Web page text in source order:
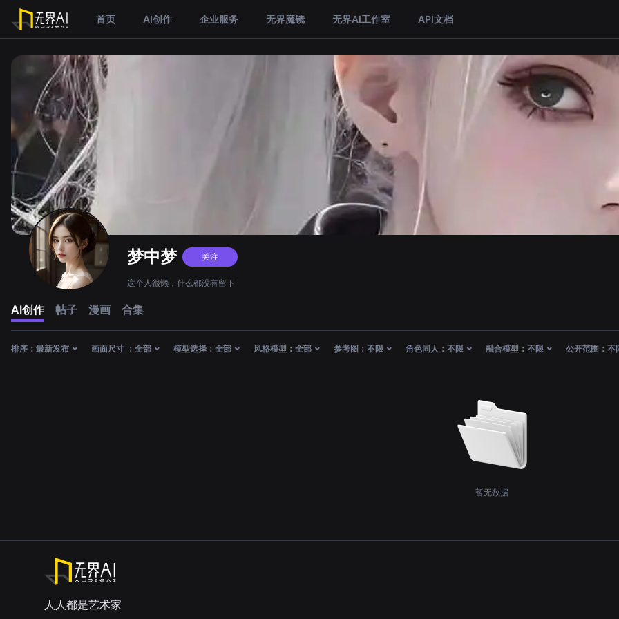
首页 AI创作 企业服务 无界魔镜 无界AI工作室 API文档
梦中梦 关注
这个人很懒，什么都没有留下
AI创作 帖子 漫画 合集
排序： 最新发布 画面尺寸 ： 全部 模型选择： 全部 风格模型： 全部 参考图： 不限 角色同人： 不限 融合模型： 不限 公开范围： 不
暂无数据
人人都是艺术家